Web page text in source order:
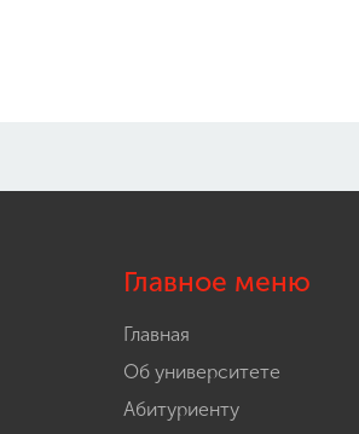
Главное меню
Главная
Об университете
Абитуриенту